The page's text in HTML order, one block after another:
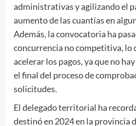
administrativas y agilizando el
aumento de las cuantías en
Además, la convocatoria ha
concurrencia no competitiva, lo
acelerar los pagos, ya que no
el final del proceso de
solicitudes.
El delegado territorial ha
destinó en 2024 en la provincia